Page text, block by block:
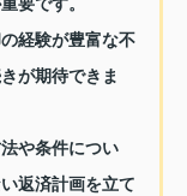
要です。
経験が豊富な不
が期待できま
や条件につい
返済計画を立て